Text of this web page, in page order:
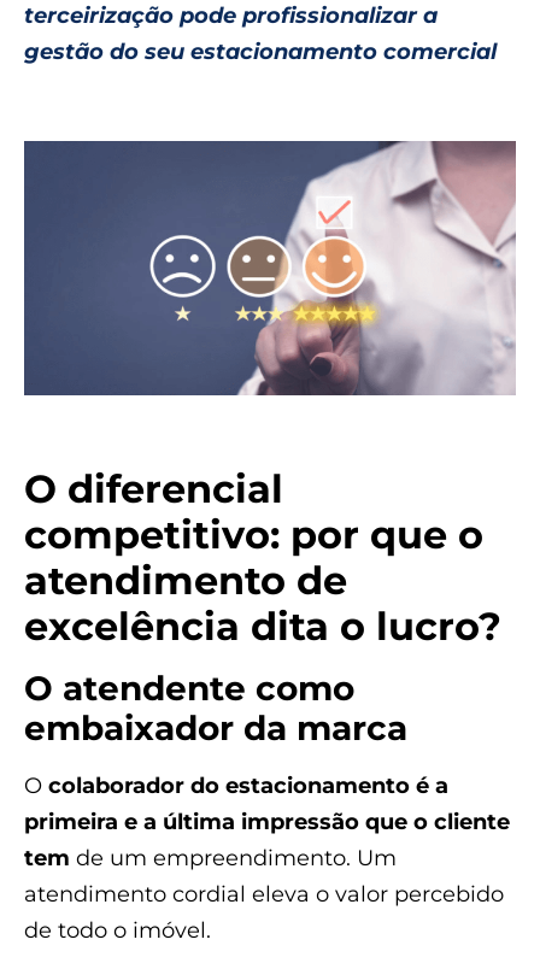
terceirização pode profissionalizar a
gestão do seu estacionamento comercial
O diferencial
competitivo: por que o
atendimento de
excelência dita o lucro?
O atendente como
embaixador da marca
O colaborador do estacionamento é a
primeira e a última impressão que o cliente
tem de um empreendimento. Um
atendimento cordial eleva o valor percebido
de todo o imóvel.